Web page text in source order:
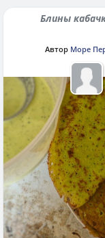
Блины
Автор Море